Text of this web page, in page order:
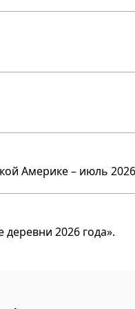
Америке – июль
2026 года».